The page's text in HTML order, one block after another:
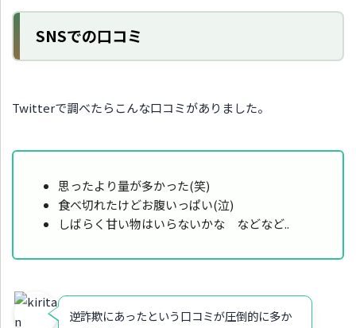
SNSでの口コミ
Twitterで調べたらこんな口コミがありました。
思ったより量が多かった(笑)
食べ切れたけどお腹いっぱい(泣)
しばらく甘い物はいらないかな などなど..
逆詐欺にあったという口コミが圧倒的に多か